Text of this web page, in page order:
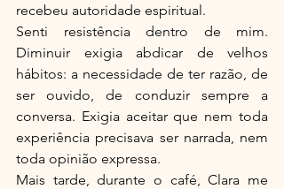
recebeu autoridade espiritual.
Senti resistência dentro de mim.
Diminuir exigia abdicar de velhos
hábitos: a necessidade de ter razão, de
ser ouvido, de conduzir sempre a
conversa. Exigia aceitar que nem toda
experiência precisava ser narrada, nem
toda opinião expressa.
Mais tarde, durante o café, Clara me